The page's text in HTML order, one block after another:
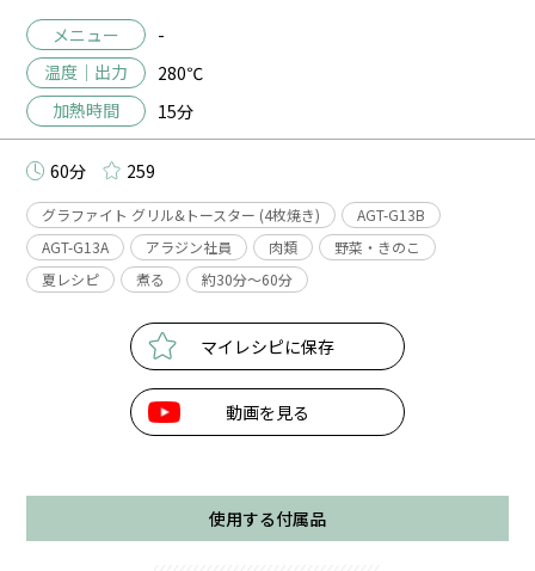
メニュー
-
温度｜出力
280℃
加熱時間
15分
60分 259
グラファイト グリル&トースター (4枚焼き)
AGT-G13B
AGT-G13A
アラジン社員 肉類
野菜・きのこ
夏レシピ
煮る 約30分〜60分
マイレシピに保存
動画を見る
使用する付属品